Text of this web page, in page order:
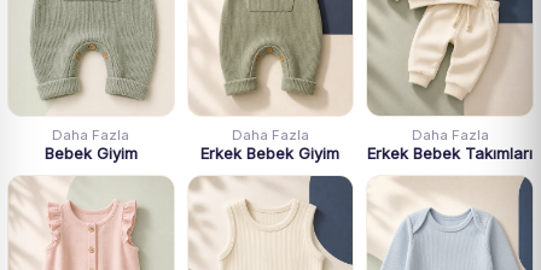
Daha Fazla
Bebek Giyim
Daha Fazla
Erkek Bebek Giyim
Daha Fazla
Erkek Bebek Takımları